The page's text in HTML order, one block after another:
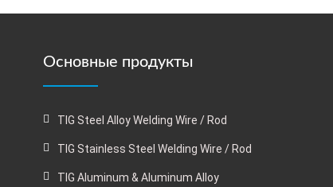
Основные продукты
TIG Steel Alloy Welding Wire / Rod
TIG Stainless Steel Welding Wire / Rod
TIG Aluminum & Aluminum Alloy